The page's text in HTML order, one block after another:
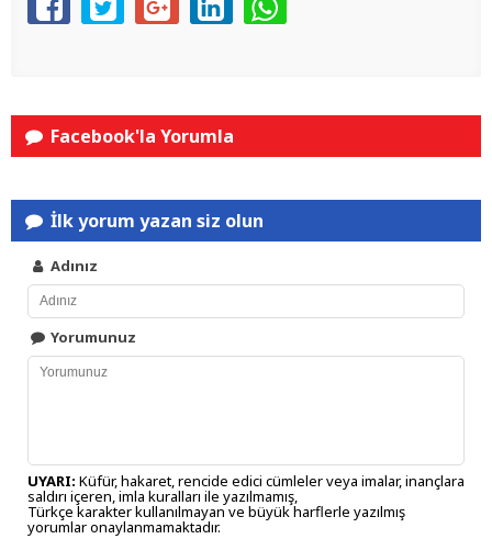
Facebook'la Yorumla
İlk yorum yazan siz olun
Adınız
Yorumunuz
UYARI: Küfür, hakaret, rencide edici cümleler veya imalar, inançlara
saldırı içeren, imla kuralları ile yazılmamış,
Türkçe karakter kullanılmayan ve büyük harflerle yazılmış
yorumlar onaylanmamaktadır.